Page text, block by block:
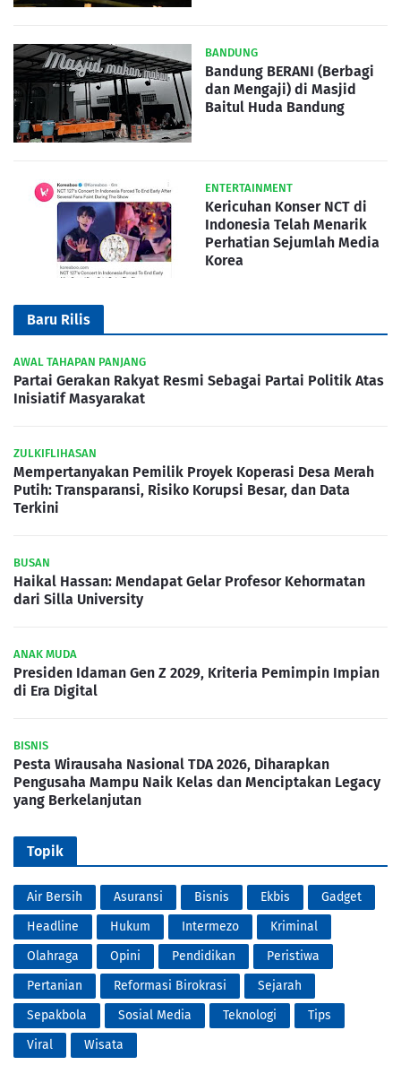
BANDUNG
Bandung BERANI (Berbagi
dan Mengaji) di Masjid
Baitul Huda Bandung
ENTERTAINMENT
Kericuhan Konser NCT di
Indonesia Telah Menarik
Perhatian Sejumlah Media
Korea
Baru Rilis
AWAL TAHAPAN PANJANG
Partai Gerakan Rakyat Resmi Sebagai Partai Politik Atas
Inisiatif Masyarakat
ZULKIFLIHASAN
Mempertanyakan Pemilik Proyek Koperasi Desa Merah
Putih: Transparansi, Risiko Korupsi Besar, dan Data
Terkini
BUSAN
Haikal Hassan: Mendapat Gelar Profesor Kehormatan
dari Silla University
ANAK MUDA
Presiden Idaman Gen Z 2029, Kriteria Pemimpin Impian
di Era Digital
BISNIS
Pesta Wirausaha Nasional TDA 2026, Diharapkan
Pengusaha Mampu Naik Kelas dan Menciptakan Legacy
yang Berkelanjutan
Topik
Air Bersih Asuransi Bisnis Ekbis
Gadget
Headline
Hukum Intermezo
Kriminal
Olahraga
Opini Pendidikan
Peristiwa
Pertanian
Reformasi Birokrasi
Sejarah
Sepakbola
Sosial Media Teknologi
Tips
Viral
Wisata